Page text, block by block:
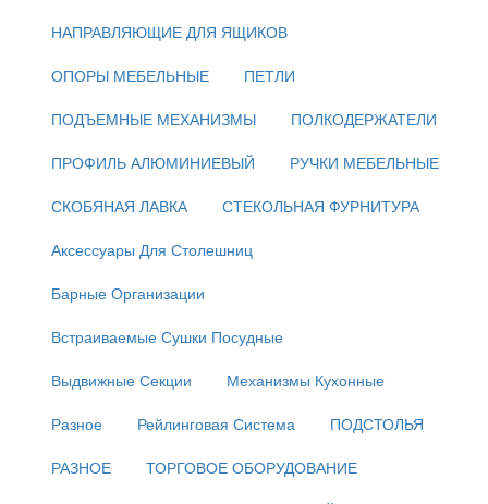
НАПРАВЛЯЮЩИЕ ДЛЯ ЯЩИКОВ
ОПОРЫ МЕБЕЛЬНЫЕ
ПЕТЛИ
ПОДЪЕМНЫЕ МЕХАНИЗМЫ
ПОЛКОДЕРЖАТЕЛИ
ПРОФИЛЬ АЛЮМИНИЕВЫЙ
РУЧКИ МЕБЕЛЬНЫЕ
СКОБЯНАЯ ЛАВКА
СТЕКОЛЬНАЯ ФУРНИТУРА
Аксессуары Для Столешниц
Барные Организации
Встраиваемые Сушки Посудные
Выдвижные Секции
Механизмы Кухонные
Разное
Рейлинговая Система
ПОДСТОЛЬЯ
РАЗНОЕ
ТОРГОВОЕ ОБОРУДОВАНИЕ